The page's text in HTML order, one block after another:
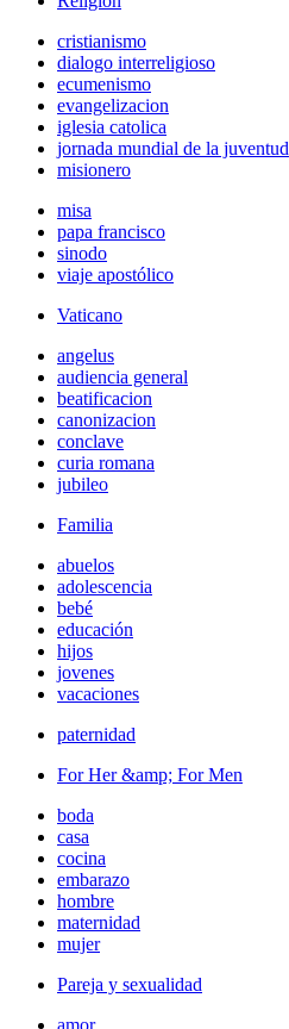
cristianismo
dialogo interreligioso
ecumenismo
evangelizacion
iglesia catolica
jornada mundial de la juventud
misionero
misa
papa francisco
sinodo
viaje apostólico
Vaticano
angelus
audiencia general
beatificacion
canonizacion
conclave
curia romana
jubileo
Familia
abuelos
adolescencia
bebé
educación
hijos
jovenes
vacaciones
paternidad
For Her &amp; For Men
boda
casa
cocina
embarazo
hombre
maternidad
mujer
Pareja y sexualidad
amor